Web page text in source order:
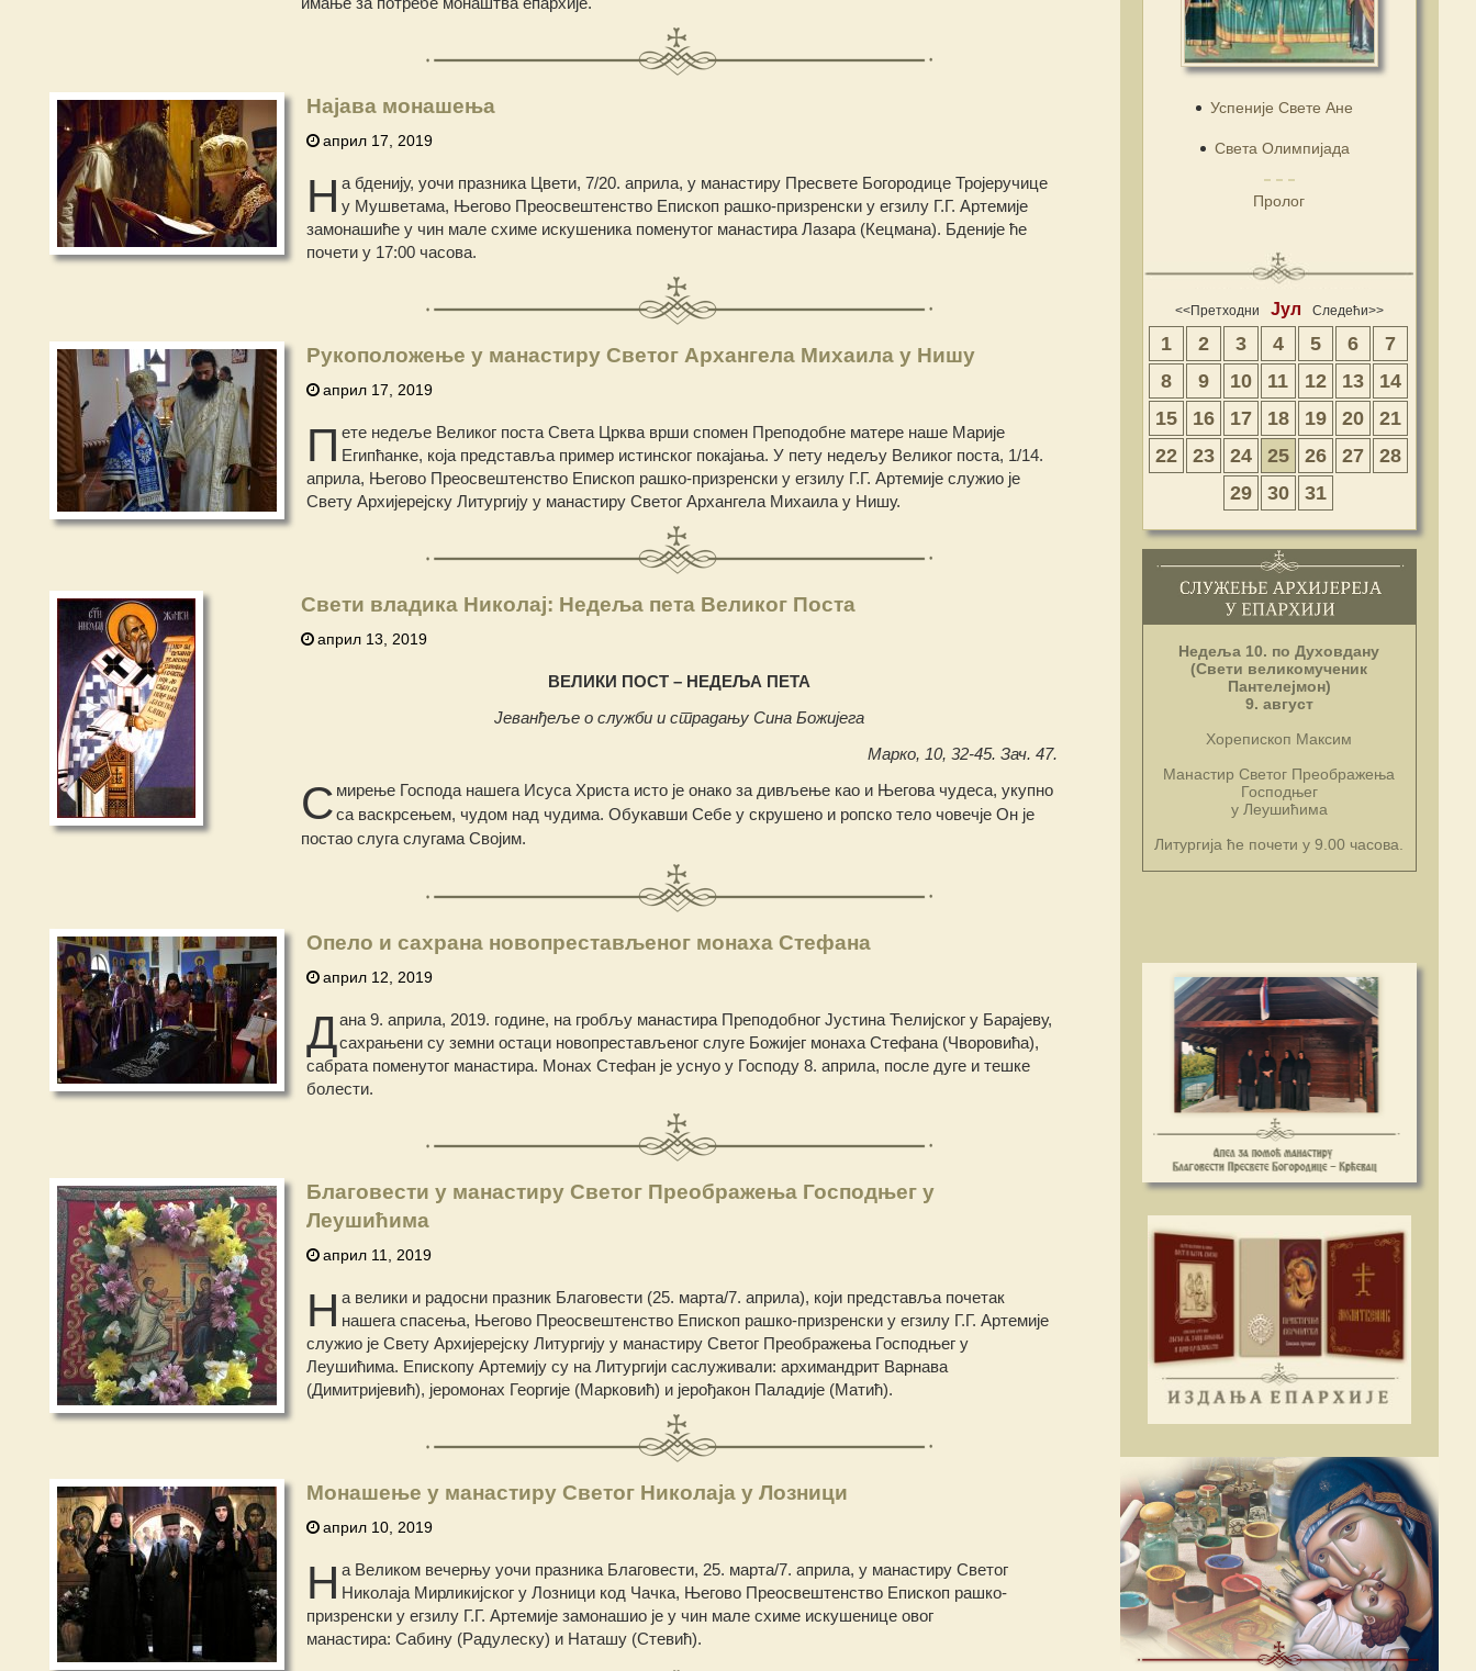
Најава монашења
април 17, 2019
Н а бденију, уочи празника Цвети, 7/20. априла, у манастиру Пресвете Богородице Тројеручице
у Мушветама, Његово Преосвештенство Епископ рашко-призренски у егзилу Г.Г. Артемије
замонашиће у чин мале схиме искушеника поменутог манастира Лазара (Кецмана). Бденије ће
почети у 17:00 часова.
Рукоположење у манастиру Светог Архангела Михаила у Нишу
април 17, 2019
П ете недеље Великог поста Света Црква врши спомен Преподобне матере наше Марије
Египћанке, која представља пример истинског покајања. У пету недељу Великог поста, 1/14.
априла, Његово Преосвештенство Епископ рашко-призренски у егзилу Г.Г. Артемије служио је
Свету Архијерејску Литургију у манастиру Светог Архангела Михаила у Нишу.
Свети владика Николај: Недеља пета Великог Поста
април 13, 2019
ВЕЛИКИ ПОСТ – НЕДЕЉА ПЕТА
Јеванђеље о служби и страдању Сина Божијега
Марко, 10, 32-45. Зач. 47.
С мирење Господа нашега Исуса Христа исто је онако за дивљење као и Његова чудеса, укупно
са васкрсењем, чудом над чудима. Обукавши Себе у скрушено и ропско тело човечје Он је
постао слуга слугама Својим.
Опело и сахрана новопрестављеног монаха Стефана
април 12, 2019
Дана 9. априла, 2019. године, на гробљу манастира Преподобног Јустина Ћелијског у Барајеву,
сахрањени су земни остаци новопрестављеног слуге Божијег монаха Стефана (Чворовића),
сабрата поменутог манастира. Монах Стефан је уснуо у Господу 8. априла, после дуге и тешке
болести.
Благовести у манастиру Светог Преображења Господњег у
Леушићима
април 11, 2019
Н а велики и радосни празник Благовести (25. марта/7. априла), који представља почетак
нашега спасења, Његово Преосвештенство Епископ рашко-призренски у егзилу Г.Г. Артемије
служио је Свету Архијерејску Литургију у манастиру Светог Преображења Господњег у
Леушићима. Епископу Артемију су на Литургији саслуживали: архимандрит Варнава
(Димитријевић), јеромонах Георгије (Марковић) и јерођакон Паладије (Матић).
Монашење у манастиру Светог Николаја у Лозници
април 10, 2019
Н а Великом вечерњу уочи празника Благовести, 25. марта/7. априла, у манастиру Светог
Николаја Мирликијског у Лозници код Чачка, Његово Преосвештенство Епископ рашко-
призренски у егзилу Г.Г. Артемије замонашио је у чин мале схиме искушенице овог
манастира: Сабину (Радулеску) и Наташу (Стевић).
Успеније Свете Ане
Света Олимпијада
Пролог
<<Претходни Јул Следећи>>
1 2 3 4 5 6
7
8
9 10 11 12 13
14
15
16 17 18 19 20
21
22
23 24 25 26 27
28
29
30 31
Недеља 10. по Духовдану
(Свети великомученик
Пантелејмон)
9. август
Хорепископ Максим
Манастир Светог Преображења
Господњег
у Леушићима
Литургија ће почети у 9.00 часова.